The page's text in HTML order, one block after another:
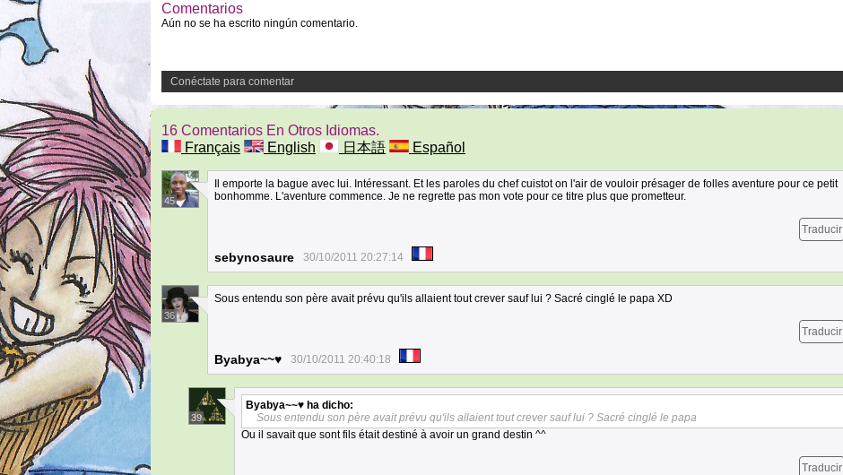
Comentarios
Aún no se ha escrito ningún comentario.
Conéctate para comentar
16 Comentarios En Otros Idiomas.
Français
English 日本語 Español
45
Il emporte la bague avec lui. Intéressant. Et les paroles du chef cuistot on l'air de vouloir présager de folles aventure pour ce petit
bonhomme. L'aventure commence. Je ne regrette pas mon vote pour ce titre plus que prometteur.
Traducir
sebynosaure 30/10/2011 20:27:14
36
Sous entendu son père avait prévu qu'ils allaient tout crever sauf lui ? Sacré cinglé le papa XD
Traducir
Byabya~~♥ 30/10/2011 20:40:18
39
Byabya~~♥ ha dicho:
Sous entendu son père avait prévu qu'ils allaient tout crever sauf lui ? Sacré cinglé le papa
Ou il savait que sont fils était destiné à avoir un grand destin ^^
Traducir